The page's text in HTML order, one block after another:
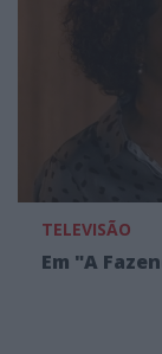
TELEVISÃO
Em "A